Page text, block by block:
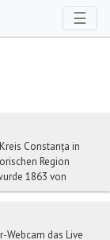
☰
Constanța in
Region
1863 von
Webcam das Live